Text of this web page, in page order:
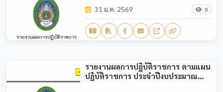
31 ม.ค. 2569 0
รายงานผลการปฏิบัติราชการ ตามแผน
ปฏิบัติราชการ ประจำปีงบประมาณ